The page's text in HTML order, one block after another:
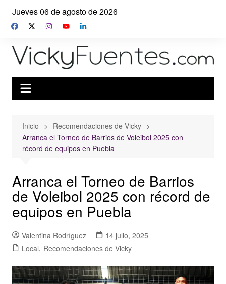
Saltar
contenido
Jueves 06 de agosto de 2026
Inicio
Recomendaciones de Vicky
Arranca el Torneo de Barrios de Voleibol 2025 con
récord de equipos en Puebla
Arranca el Torneo de Barrios
de Voleibol 2025 con récord de
equipos en Puebla
Valentina Rodríguez
14 julio, 2025
Local, Recomendaciones de Vicky